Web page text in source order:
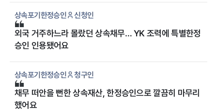
상속포기한정승인 신청인
외국 거주하느라 몰랐던 상속채무… YK 조력에 특별한정
승인 인용됐어요
상속포기한정승인 청구인
채무 떠안을 뻔한 상속재산, 한정승인으로 깔끔히 마무리
했어요